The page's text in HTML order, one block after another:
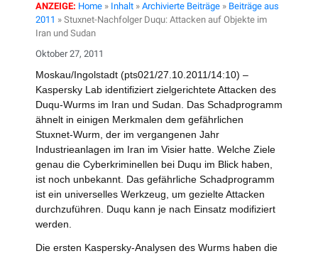
ANZEIGE: Home » Inhalt » Archivierte Beiträge » Beiträge aus
2011 » Stuxnet-Nachfolger Duqu: Attacken auf Objekte im
Iran und Sudan
Oktober 27, 2011
Moskau/Ingolstadt (pts021/27.10.2011/14:10) –
Kaspersky Lab identifiziert zielgerichtete Attacken des
Duqu-Wurms im Iran und Sudan. Das Schadprogramm
ähnelt in einigen Merkmalen dem gefährlichen
Stuxnet-Wurm, der im vergangenen Jahr
Industrieanlagen im Iran im Visier hatte. Welche Ziele
genau die Cyberkriminellen bei Duqu im Blick haben,
ist noch unbekannt. Das gefährliche Schadprogramm
ist ein universelles Werkzeug, um gezielte Attacken
durchzuführen. Duqu kann je nach Einsatz modifiziert
werden.
Die ersten Kaspersky-Analysen des Wurms haben die